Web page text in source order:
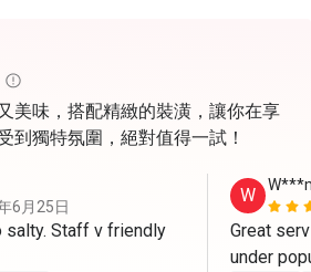
美味，搭配精緻的裝潢，讓你在享
到獨特氛圍，絕對值得一試！
6月25日
salty. Staff v friendly
W
Great
under